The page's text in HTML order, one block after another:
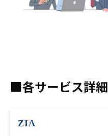
■各サービス詳細
ZIA